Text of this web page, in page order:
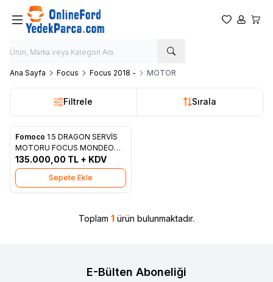
Favorilerim
Hesabım
Ana Sayfa Focus Focus 2018 - MOTOR
Filtrele Sırala
Yeni
Favorilere Ekle
Fomoco 1.5 DRAGON SERVİS
MOTORU FOCUS MONDEO
GN1G 6006 AF
135.000,00 TL + KDV
Sepete Ekle
Toplam 1 ürün bulunmaktadır.
E-Bülten Aboneliği